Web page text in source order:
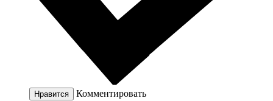
Нравится Комментировать